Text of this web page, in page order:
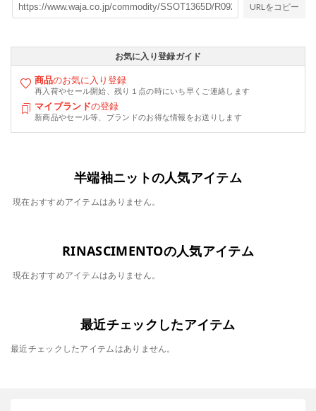
URLをコピー
お気に入り登録ガイド
商品のお気に入り登録
再入荷やセール開始、残り１点の時にいち早くご連絡します
マイブランドの登録
新商品やセール等、ブランドのお得な情報をお送りします
半端袖ニットの人気アイテム
現在おすすめアイテムはありません。
RINASCIMENTOの人気アイテム
現在おすすめアイテムはありません。
最近チェックしたアイテム
最近チェックしたアイテムはありません。